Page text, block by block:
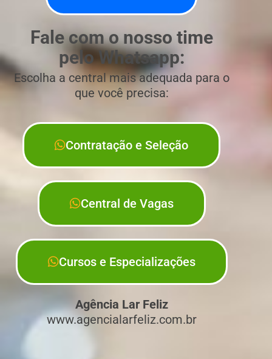
Fale com o nosso time
pelo Whatsapp:
Escolha a central mais adequada para o
que você precisa:
Contratação e Seleção
Central de Vagas
Cursos e Especializações
Agência Lar Feliz
www.agencialarfeliz.com.br